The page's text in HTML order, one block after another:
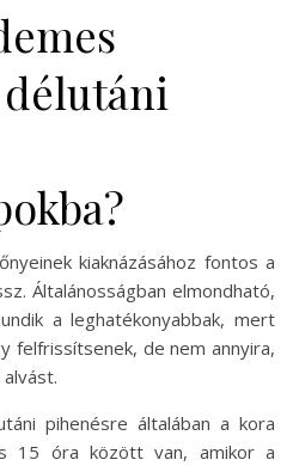
kiaknázásához fontos a
Általánosságban elmondható,
a leghatékonyabbak, mert
felfrissítsenek, de nem annyira,
pihenésre általában a kora
15 óra között van, amikor a